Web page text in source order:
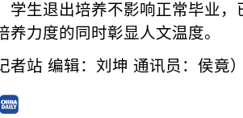
学生退出培养不影响正常毕业
养力度的同时彰显人文温度。
者站 编辑：刘坤 通讯员：侯竟